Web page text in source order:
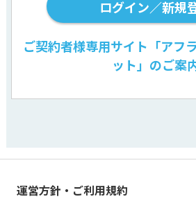
ログイン／新規
ご契約者様専用サイト「アフ
ット」のご案
運営方針・ご利用規約